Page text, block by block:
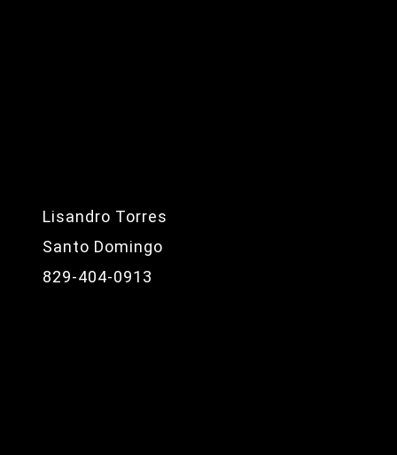
Lisandro Torres
Santo Domingo
829-404-0913